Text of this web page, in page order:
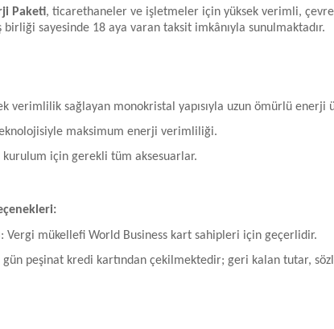
Paketi, ticarethaneler ve işletmeler için yüksek verimli,
birliği sayesinde 18 aya varan taksit imkânıyla sunulmaktadır.
verimlilik sağlayan monokristal yapısıyla uzun ömürlü enerji
maksimum enerji verimliliği.
kurulum için gerekli tüm aksesuarlar.
: Vergi mükellefi World Business kart sahipleri için geçerlidir.
peşinat kredi kartından çekilmektedir; geri kalan tutar,